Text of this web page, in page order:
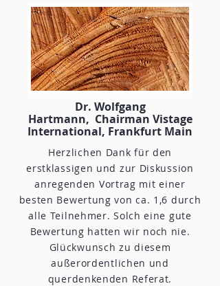
Dr. Wolfgang
Hartmann, Chairman Vistage
International, Frankfurt Main
Herzlichen Dank für den
erstklassigen und zur Diskussion
anregenden Vortrag mit einer
besten Bewertung von ca. 1,6 durch
alle Teilnehmer. Solch eine gute
Bewertung hatten wir noch nie.
Glückwunsch zu diesem
außerordentlichen und
querdenkenden Referat.